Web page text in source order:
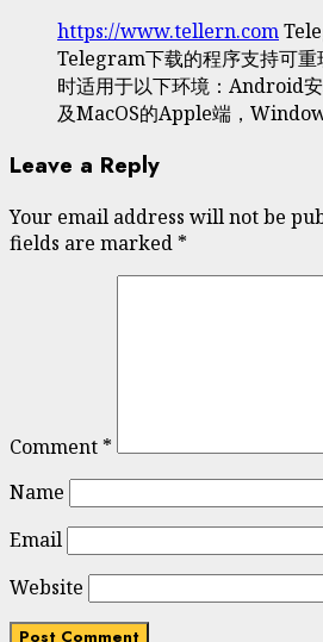
https://www.tellern.com
Telegram下载的程序支持可
时适用于以下环境：Android
及MacOS的Apple端，
Leave a Reply
Your email address will not be
fields are marked *
Comment *
Name
Email
Website